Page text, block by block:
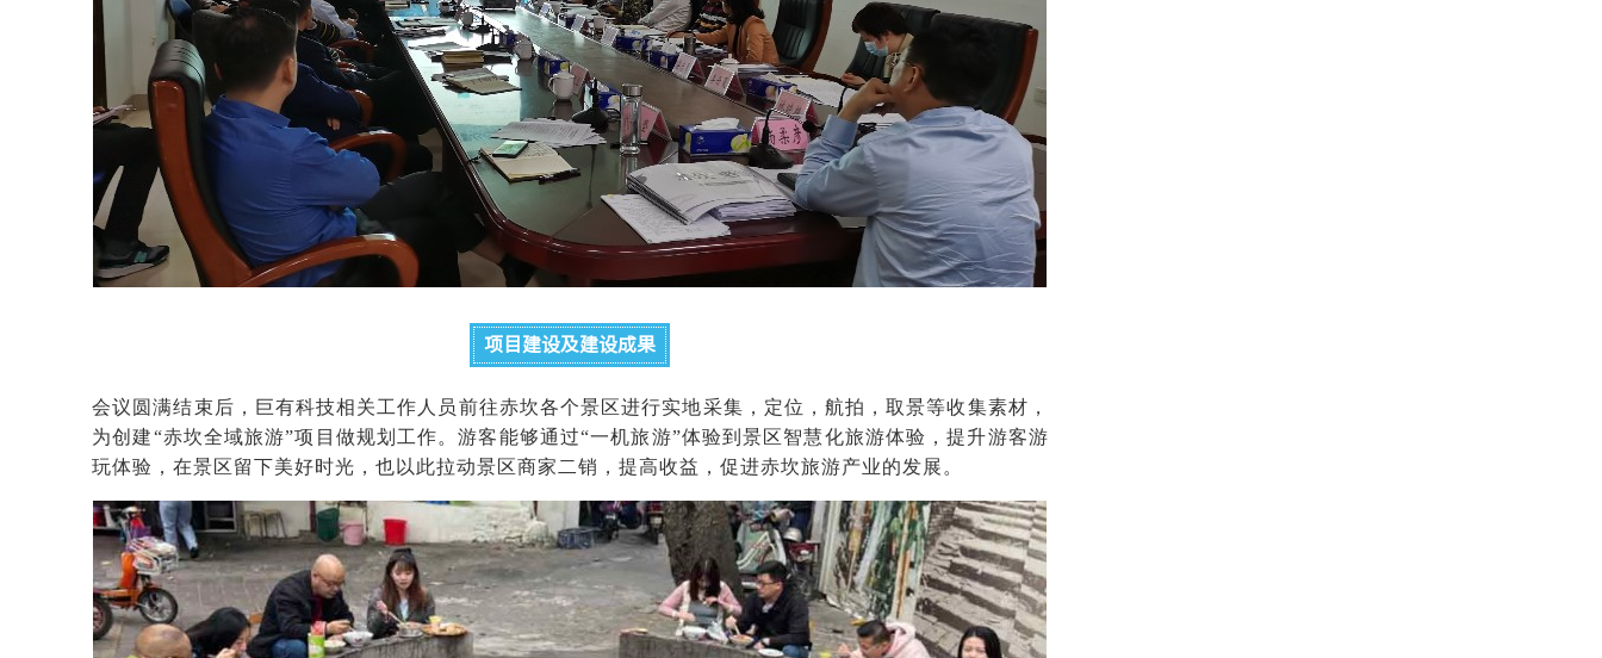
项目建设及建设成果
会议圆满结束后，巨有科技相关工作人员前往赤坎各个景区进行实地采集，定位，航拍，取景等收集素材，
为创建“赤坎全域旅游”项目做规划工作。游客能够通过“一机旅游”体验到景区智慧化旅游体验，提升游客游
玩体验，在景区留下美好时光，也以此拉动景区商家二销，提高收益，促进赤坎旅游产业的发展。